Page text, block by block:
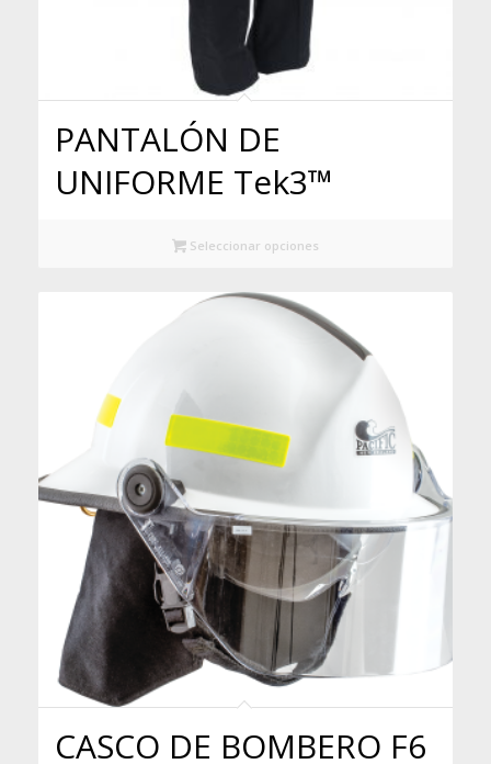
PANTALÓN DE
UNIFORME Tek3™
Seleccionar opciones
CASCO DE BOMBERO F6